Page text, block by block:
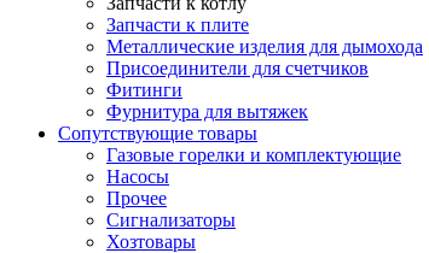
Запчасти к плите
Металлические изделия для дымохода
Присоединители для счетчиков
Фитинги
Фурнитура для вытяжек
Сопутствующие товары
Газовые горелки и комплектующие
Насосы
Прочее
Сигнализаторы
Хозтовары